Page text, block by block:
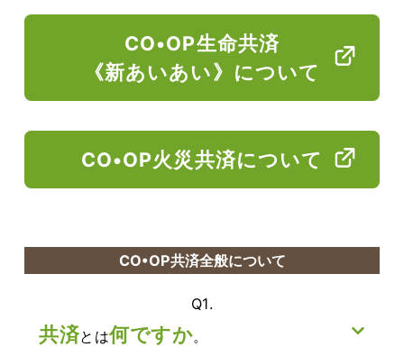
CO•OP生命共済
《新あいあい》について
CO•OP火災共済について
CO•OP共済全般について
Q1.
共済とは何ですか。